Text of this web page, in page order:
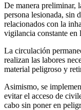
De manera preliminar,
persona lesionada, sin
relacionados con la
vigilancia constante en
La circulación
realizan las labores
material peligroso y
Asimismo, se
evitar el acceso de
cabo sin poner en